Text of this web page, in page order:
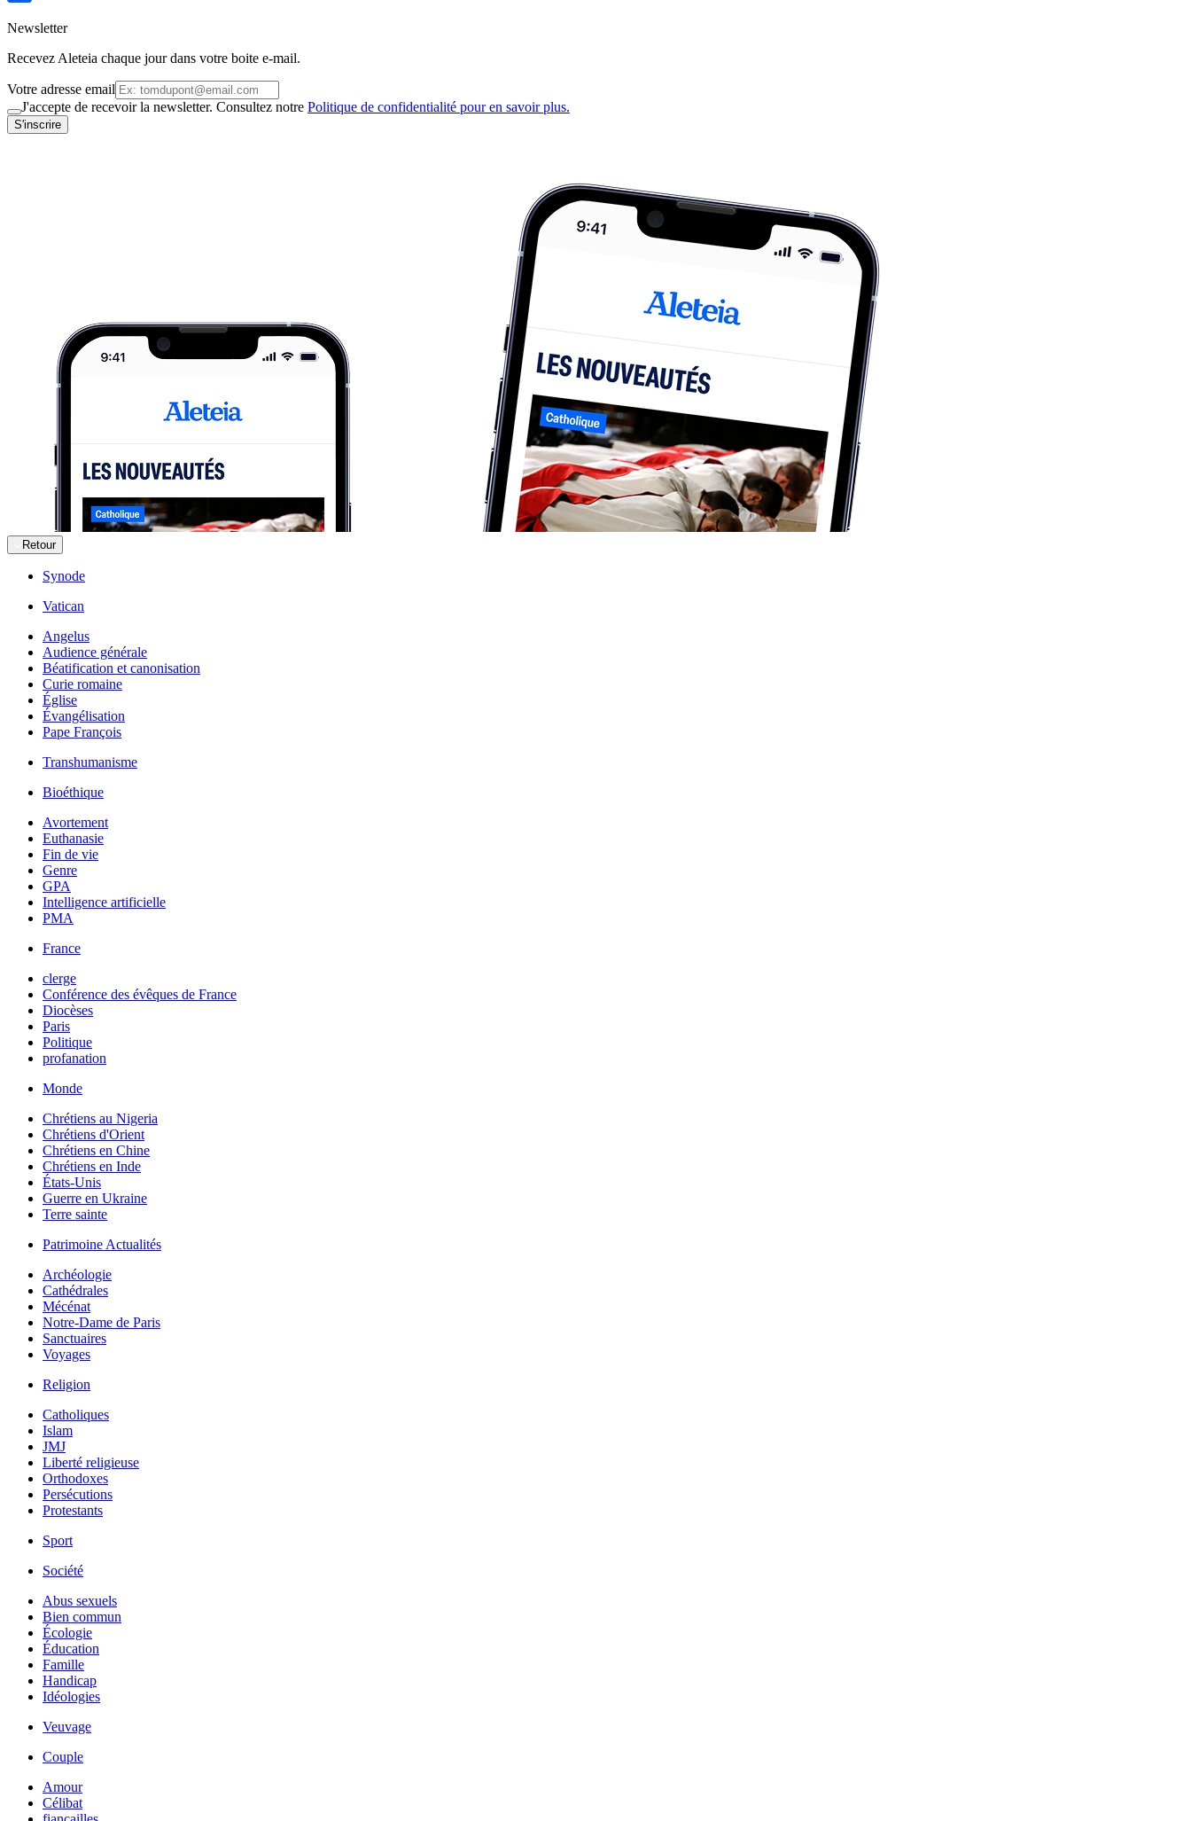
Newsletter
Recevez Aleteia chaque jour dans votre boite e-mail.
Votre adresse email
J'accepte de recevoir la newsletter. Consultez notre Politique de confidentialité pour en savoir plus.
S'inscrire
Retour
Synode
Vatican
Angelus
Audience générale
Béatification et canonisation
Curie romaine
Église
Évangélisation
Pape François
Transhumanisme
Bioéthique
Avortement
Euthanasie
Fin de vie
Genre
GPA
Intelligence artificielle
PMA
France
clerge
Conférence des évêques de France
Diocèses
Paris
Politique
profanation
Monde
Chrétiens au Nigeria
Chrétiens d'Orient
Chrétiens en Chine
Chrétiens en Inde
États-Unis
Guerre en Ukraine
Terre sainte
Patrimoine Actualités
Archéologie
Cathédrales
Mécénat
Notre-Dame de Paris
Sanctuaires
Voyages
Religion
Catholiques
Islam
JMJ
Liberté religieuse
Orthodoxes
Persécutions
Protestants
Sport
Société
Abus sexuels
Bien commun
Écologie
Éducation
Famille
Handicap
Idéologies
Veuvage
Couple
Amour
Célibat